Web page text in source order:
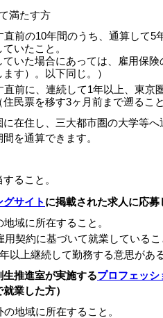
満たす方
前の10年間のうち、通算して5
いたこと。
ていた場合にあっては、雇用保
ます）。以下同じ。）
前に、連続して1年以上、東京
民票を移す3ヶ月前まで遡るこ
在住し、三大都市圏の大学等
を通算できます。
ること。
サイト に掲載された求人に応募
域に所在すること。
契約に基づいて就業しているこ
以上継続して勤務する意思がある
生推進室が実施するプロフェッ
業した方）
地域に所在すること。